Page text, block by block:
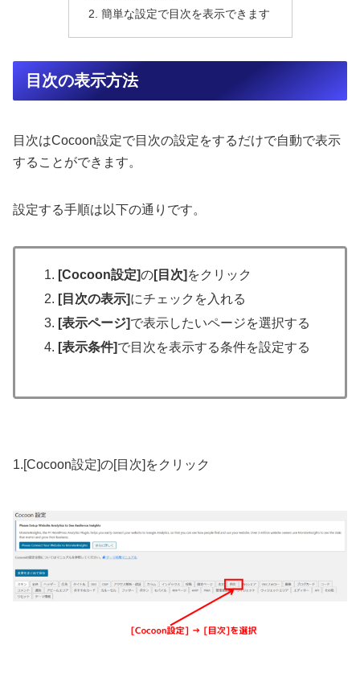
簡単な設定で目次を表示できます
目次の表示方法
目次はCocoon設定で目次の設定をするだけで自動で表示
することができます。
設定する手順は以下の通りです。
[Cocoon設定]の[目次] をクリック
[目次の表示]にチェックを入れる
[表示ページ]で表示したいページを選択する
[表示条件]で目次を表示する条件を設定する
1.[Cocoon設定]の[目次]をクリック